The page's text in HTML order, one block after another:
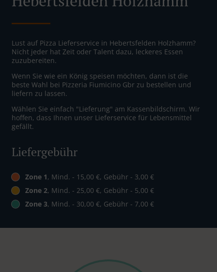
Lust auf Pizza Lieferservice in Hebertsfelden Holzhamm?
Nicht jeder hat Zeit oder Talent dazu, leckeres Essen
zuzubereiten.
Wenn Sie wie ein König speisen möchten, dann ist die
beste Wahl bei Pizzeria Fiumicino Gbr zu bestellen und
liefern zu lassen.
Wählen Sie einfach "Lieferung" am Kassenbildschirm. Wir
hoffen, dass Ihnen unser Lieferservice für Lebensmittel
gefällt.
Liefergebühr
Zone 1, Mind. - 15,00 €, Gebühr - 3,00 €
Zone 2, Mind. - 25,00 €, Gebühr - 5,00 €
Zone 3, Mind. - 30,00 €, Gebühr - 7,00 €